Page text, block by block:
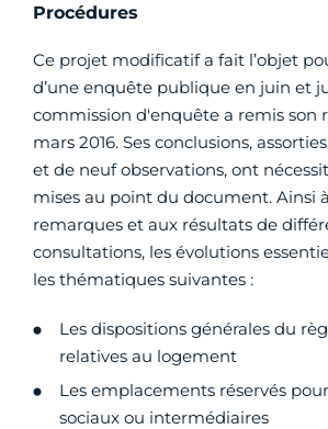
Procédures
Ce projet modificatif a fait l’objet
d’une enquête publique en juin et
commission d'enquête a remis son
mars 2016. Ses conclusions,
et de neuf observations, ont
mises au point du document. Ainsi
remarques et aux résultats de
consultations, les évolutions
les thématiques suivantes :
Les dispositions générales du
relatives au logement
Les emplacements réservés
sociaux ou intermédiaires